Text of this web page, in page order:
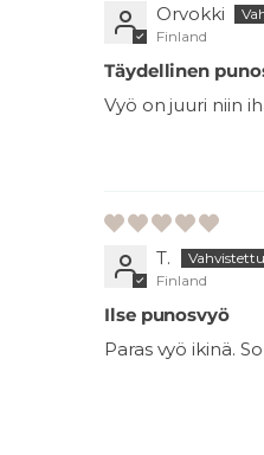
Orvokki
Finland
Täydellinen
Vyö on juuri niin
T.
Finland
Ilse punosvyö
Paras vyö ikinä.